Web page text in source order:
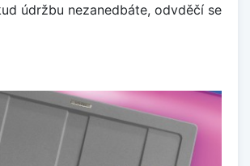
údržbu nezanedbáte, odvděčí se